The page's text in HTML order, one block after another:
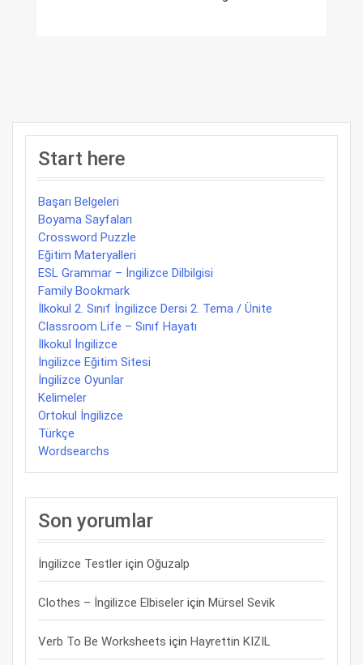
Start here
Başarı Belgeleri
Boyama Sayfaları
Crossword Puzzle
Eğitim Materyalleri
ESL Grammar – İngilizce Dilbilgisi
Family Bookmark
İlkokul 2. Sınıf İngilizce Dersi 2. Tema / Ünite
Classroom Life – Sınıf Hayatı
İlkokul İngilizce
İngilizce Eğitim Sitesi
İngilizce Oyunlar
Kelimeler
Ortokul İngilizce
Türkçe
Wordsearchs
Son yorumlar
İngilizce Testler için Oğuzalp
Clothes – İngilizce Elbiseler için Mürsel Sevik
Verb To Be Worksheets için Hayrettin KIZIL